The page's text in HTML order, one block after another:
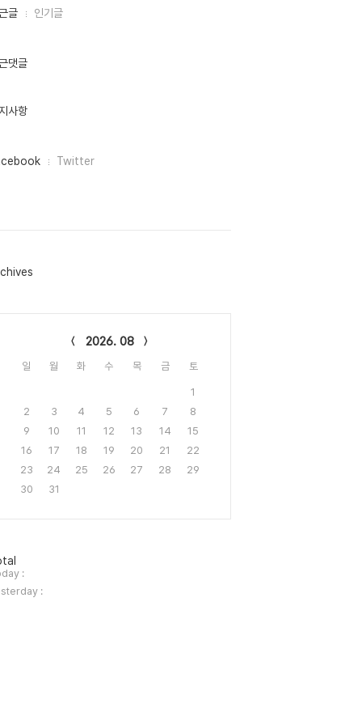
글 인기글
댓글
사항
Twitter
2026. 08
일 월 화 수 목 금 토
1
2
3 4 5 6 7
8
9
10 11 12 13 14
15
16
17 18 19 20 21
22
23
24 25 26 27 28
29
30
31
:
: